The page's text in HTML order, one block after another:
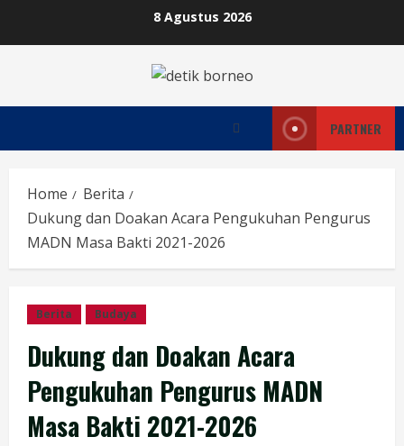
8 Agustus 2026
PARTNER
Home
Berita
Dukung dan Doakan Acara Pengukuhan Pengurus
MADN Masa Bakti 2021-2026
Berita Budaya
Dukung dan Doakan Acara
Pengukuhan Pengurus MADN
Masa Bakti 2021-2026